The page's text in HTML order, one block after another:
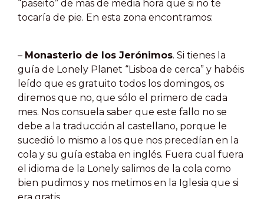
“paseito” de mas de media hora que si no te
tocaría de pie. En esta zona encontramos:
– Monasterio de los Jerónimos. Si tienes la
guía de Lonely Planet “Lisboa de cerca” y habéis
leído que es gratuito todos los domingos, os
diremos que no, que sólo el primero de cada
mes. Nos consuela saber que este fallo no se
debe a la traducción al castellano, porque le
sucedió lo mismo a los que nos precedían en la
cola y su guía estaba en inglés. Fuera cual fuera
el idioma de la Lonely salimos de la cola como
bien pudimos y nos metimos en la Iglesia que si